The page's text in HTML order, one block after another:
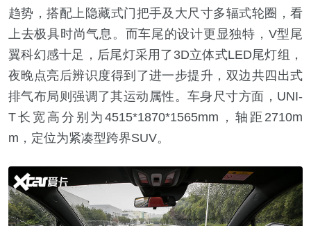
趋势，搭配上隐藏式门把手及大尺寸多辐式轮圈，看
上去极具时尚气息。而车尾的设计更显独特，V型尾
翼科幻感十足，后尾灯采用了3D立体式LED尾灯组，
夜晚点亮后辨识度得到了进一步提升，双边共四出式
排气布局则强调了其运动属性。车身尺寸方面，UNI-
T长宽高分别为4515*1870*1565mm，轴距2710m
m，定位为紧凑型跨界SUV。